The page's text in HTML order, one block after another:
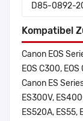
D85-0892-
Kompatibel
Canon EOS
EOS C300,
Canon ES
ES300V,
ES520A, ES55,